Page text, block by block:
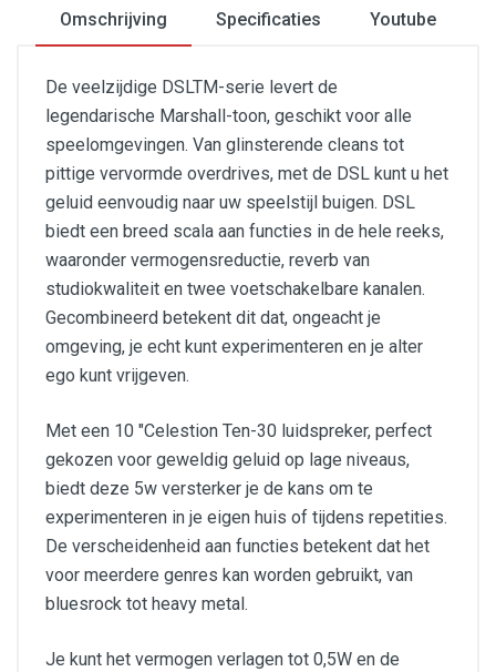
Omschrijving Specificaties Youtube
De veelzijdige DSLTM-serie levert de
legendarische Marshall-toon, geschikt voor alle
speelomgevingen. Van glinsterende cleans tot
pittige vervormde overdrives, met de DSL kunt u het
geluid eenvoudig naar uw speelstijl buigen. DSL
biedt een breed scala aan functies in de hele reeks,
waaronder vermogensreductie, reverb van
studiokwaliteit en twee voetschakelbare kanalen.
Gecombineerd betekent dit dat, ongeacht je
omgeving, je echt kunt experimenteren en je alter
ego kunt vrijgeven.
Met een 10 "Celestion Ten-30 luidspreker, perfect
gekozen voor geweldig geluid op lage niveaus,
biedt deze 5w versterker je de kans om te
experimenteren in je eigen huis of tijdens repetities.
De verscheidenheid aan functies betekent dat het
voor meerdere genres kan worden gebruikt, van
bluesrock tot heavy metal.
Je kunt het vermogen verlagen tot 0,5W en de